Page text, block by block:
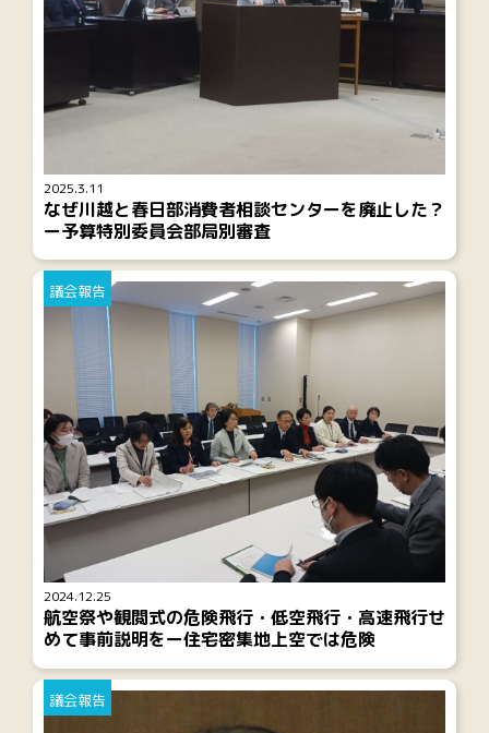
2025.3.11
なぜ川越と春日部消費者相談センターを廃止した？
ー予算特別委員会部局別審査
2024.12.25
議会報告
航空祭や観閲式の危険飛行・低空飛行・高速飛行せ
めて事前説明をー住宅密集地上空では危険
議会報告